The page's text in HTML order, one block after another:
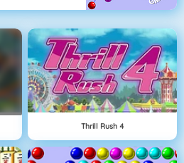
Thrill Rush 4